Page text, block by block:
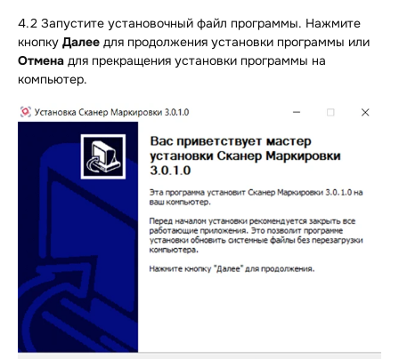
4.2 Запустите установочный файл программы. Нажмите
кнопку Далее для продолжения установки программы или
Отмена для прекращения установки программы на
компьютер.